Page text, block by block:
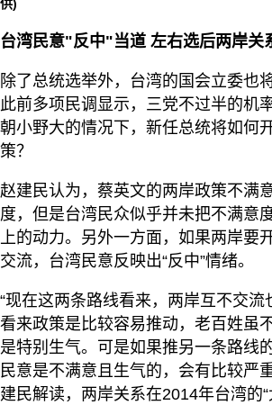
供)
台湾民意"反中"当道 左右选后两岸关
除了总统选举外，台湾的国会立委也
此前多项民调显示，三党不过半的机
朝小野大的情况下，新任总统将如何
策？
赵建民认为，蔡英文的两岸政策不满
度，但是台湾民众似乎并未把不满意
上的动力。另外一方面，如果两岸要
交流，台湾民意反映出“反中”情绪。
“现在这两条路线看来，两岸互不交流
看来政策是比较容易推动，老百姓虽
是特别生气。可是如果推另一条路线
民意是不满意且生气的，会有比较严
建民解读，两岸关系在2014年台湾的“